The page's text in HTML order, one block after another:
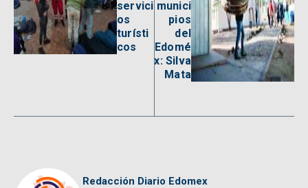
servici
os
turísti
cos
munici
pios
del
Edomé
x: Silva
Mata
Redacción Diario Edomex